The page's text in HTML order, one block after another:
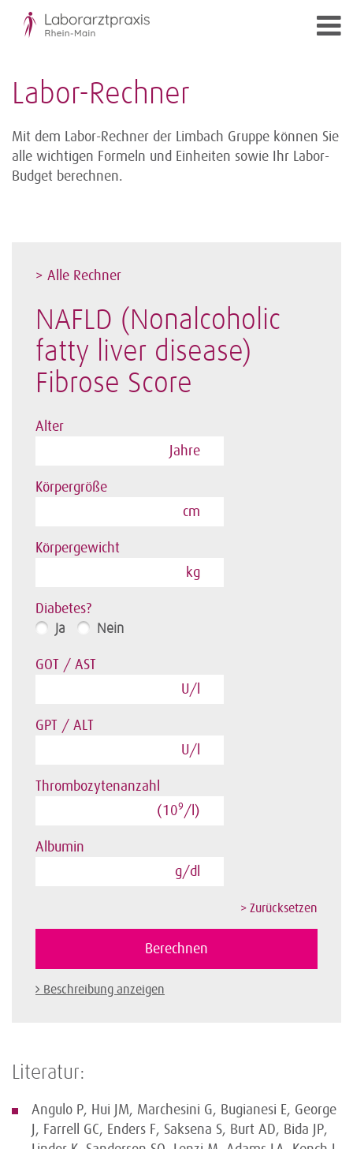
Labor-Rechner
Mit dem Labor-Rechner der Limbach Gruppe können Sie
alle wichtigen Formeln und Einheiten sowie Ihr Labor-
Budget berechnen.
> Alle Rechner
NAFLD (Nonalcoholic
fatty liver disease)
Fibrose Score
Alter
Jahre
Körpergröße
cm
Körpergewicht
kg
Diabetes?
Ja Nein
GOT / AST
U/l
GPT / ALT
U/l
Thrombozytenanzahl
(109 /l)
Albumin
g/dl
Beschreibung anzeigen
Literatur:
Angulo P, Hui JM, Marchesini G, Bugianesi E, George
J, Farrell GC, Enders F, Saksena S, Burt AD, Bida JP,